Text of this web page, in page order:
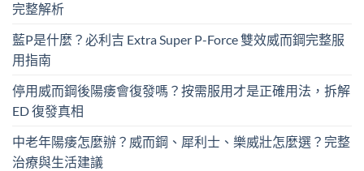
完整解析
藍P是什麼？必利吉 Extra Super P-Force​ 雙效威而鋼完整服
用指南
停用威而鋼後陽痿會復發嗎？按需服用才是正確用法，拆解
ED 復發真相
中老年陽痿怎麼辦？威而鋼、犀利士、樂威壯怎麼選？完整
治療與生活建議